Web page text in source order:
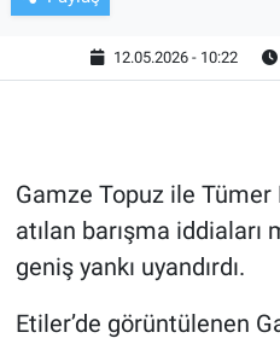
12.05.2026 - 10:22
Gamze Topuz ile
atılan barışma
geniş yankı uyandırdı.
Etiler’de görüntülenen
ASAYİŞ
EĞİTİM
ÇEVRE